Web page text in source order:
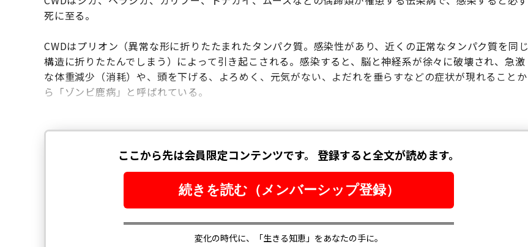
死に至る。
CWDはプリオン（異常な形に折りたたまれたタンパク質。感染性があり、近くの正常なタンパク質を同じ
構造に折りたたんでしまう）によって引き起こされる。感染すると、脳と神経系が徐々に破壊され、急激
な体重減少（消耗）や、頭を下げる、よろめく、元気がない、よだれを垂らすなどの症状が現れることか
ら「ゾンビ鹿病」と呼ばれている。